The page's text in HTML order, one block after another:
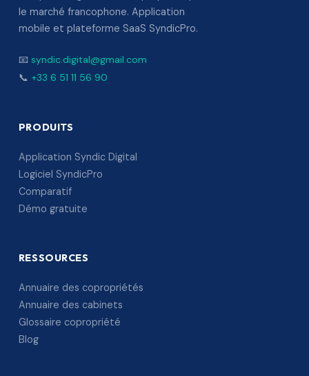
le marché francophone. Application
mobile et plateforme SaaS SyndicPro.
📧 syndic.digital@gmail.com
📞 +33 6 51 11 56 90
PRODUITS
Application Syndic Digital
Logiciel SyndicPro
Comparatif
Démo gratuite
RESSOURCES
Annuaire des copropriétés
Annuaire des cabinets
Glossaire copropriété
Blog